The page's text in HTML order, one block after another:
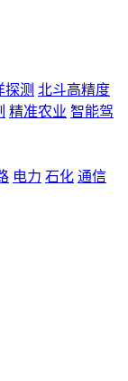
探测 北斗高精度
精准农业 智能驾
电力 石化 通信